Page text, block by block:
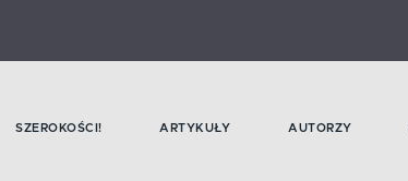
SZEROKOŚCI! ARTYKUŁY AUTORZY